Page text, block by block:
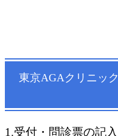
東京AGAクリニッ
1.受付・問診票の記